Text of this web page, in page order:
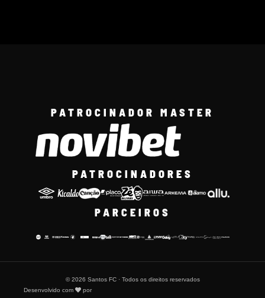
PATROCINADOR MASTER
PATROCINADORES
PARCEIROS
© 2026 Santos FC · Todos os direitos reservados
Desenvolvido com
por